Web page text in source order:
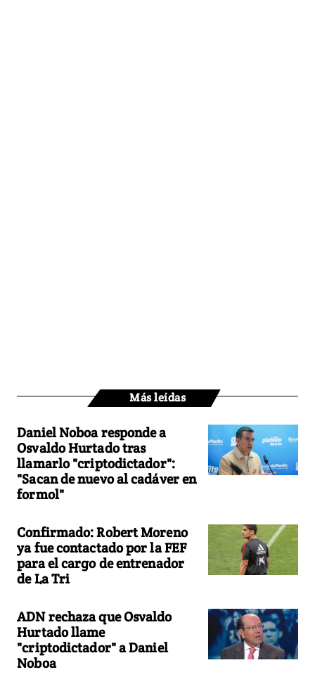
Más leídas
Daniel Noboa responde a
Osvaldo Hurtado tras
llamarlo "criptodictador":
"Sacan de nuevo al cadáver en
formol"
Confirmado: Robert Moreno
ya fue contactado por la FEF
para el cargo de entrenador
de La Tri
ADN rechaza que Osvaldo
Hurtado llame
"criptodictador" a Daniel
Noboa